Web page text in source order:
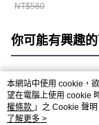
CH622124D026
NT$580
你可能有興趣
熱門標籤
本網站中使用 cookie，
望在電腦上使用 cookie
權條款 」之 Cookie 聲
用條款之 Cookie 聲明使
了解更多 >